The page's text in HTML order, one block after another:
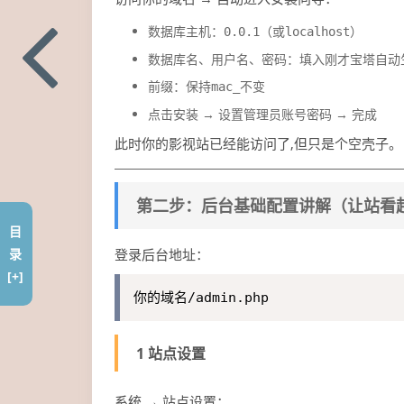
数据库主机： 0.0.1（或localhost）
数据库名、用户名、密码：填入刚才宝塔自动
前缀：保持mac_ 不变
点击安装 → 设置管理员账号密码 → 完成
此时你的影视站已经能访问了,但只是个空壳子。
第二步：后台基础配置讲解（让站看
登录后台地址：
你的域名/admin.php
1 站点设置
目
录
[+]